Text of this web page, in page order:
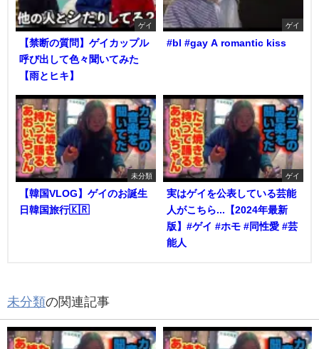
ゲイ
【禁断の質問】ゲイカップル
呼び出して色々聞いてみた
【雨とヒキ】
ゲイ
#bl #gay A romantic kiss
未分類
【韓国VLOG】ゲイのお誕生
日韓国旅行🇰🇷
ゲイ
実はゲイを公表している芸能
人がこちら...【2024年最新
版】#ゲイ #ホモ #同性愛 #芸
能人
未分類の関連記事